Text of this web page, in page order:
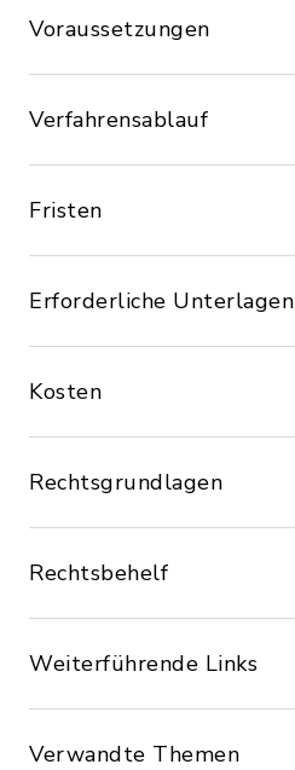
Voraussetzungen
Verfahrensablauf
Fristen
Erforderliche Unterlagen
Kosten
Rechtsgrundlagen
Rechtsbehelf
Weiterführende Links
Verwandte Themen